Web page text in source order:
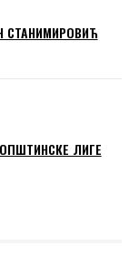
СТАНИМИРОВИЋ
ЛИГЕ